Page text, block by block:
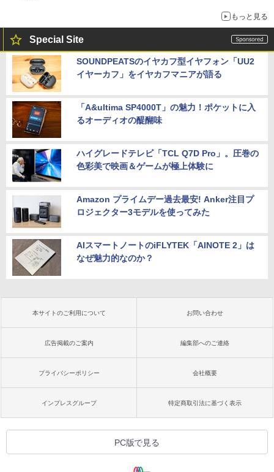
もっと見る
Special Site
SOUNDPEATSのイヤカフ型イヤフォン「UU2
イヤーカフ」をイヤカフマニアが語る
「A&ultima SP4000T」の魅力！ポケットに入
るオーディオの醍醐味
ハイグレードテレビ「TCL Q7D Pro」。圧巻の
色彩美で映画＆ゲームが極上体験に
Amazon プライムデー過去最安! Anker注目プ
ロジェクター3モデルを使ってみた
AIスマートノートのiFLYTEK「AINOTE 2」は
なぜ魅力的なのか？
本サイトのご利用について お問い合わせ
広告掲載のご案内 編集部へのご連絡
プライバシーポリシー 会社概要
インプレスグループ 特定商取引法に基づく表示
PC版で見る